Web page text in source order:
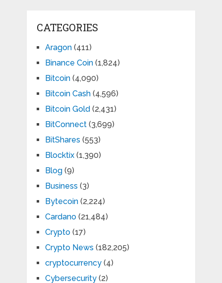
CATEGORIES
Aragon(411)
Binance Coin(1,824)
Bitcoin(4,090)
Bitcoin Cash(4,596)
Bitcoin Gold (2,431)
BitConnect(3,699)
BitShares (553)
Blocktix(1,390)
Blog(9)
Business (3)
Bytecoin(2,224)
Cardano(21,484)
Crypto(17)
Crypto News (182,205)
cryptocurrency(4)
Cybersecurity(2)